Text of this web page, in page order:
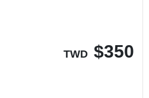
TWD $350